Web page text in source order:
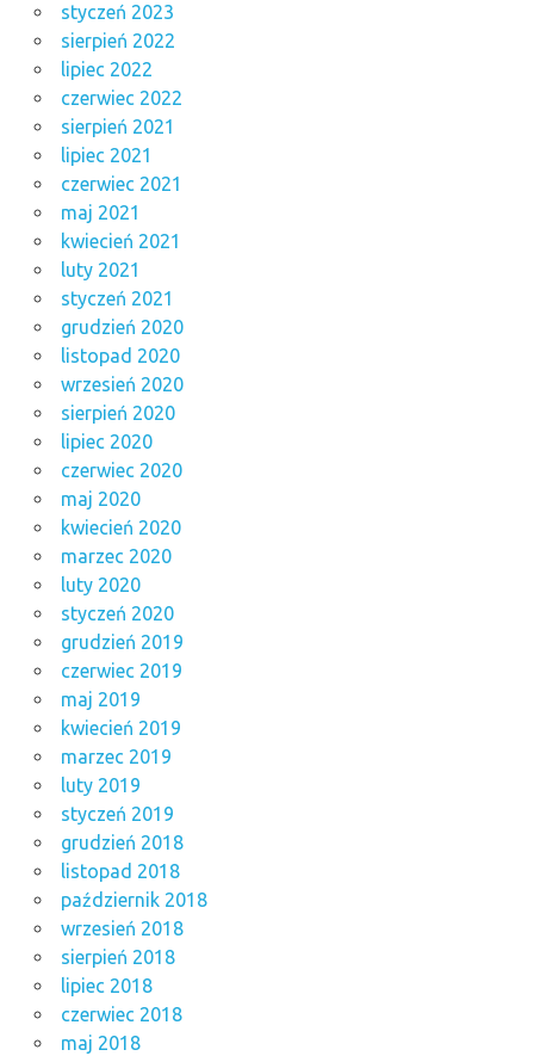
styczeń 2023
sierpień 2022
lipiec 2022
czerwiec 2022
sierpień 2021
lipiec 2021
czerwiec 2021
maj 2021
kwiecień 2021
luty 2021
styczeń 2021
grudzień 2020
listopad 2020
wrzesień 2020
sierpień 2020
lipiec 2020
czerwiec 2020
maj 2020
kwiecień 2020
marzec 2020
luty 2020
styczeń 2020
grudzień 2019
czerwiec 2019
maj 2019
kwiecień 2019
marzec 2019
luty 2019
styczeń 2019
grudzień 2018
listopad 2018
październik 2018
wrzesień 2018
sierpień 2018
lipiec 2018
czerwiec 2018
maj 2018